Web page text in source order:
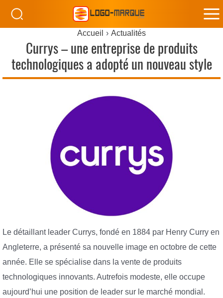
Accueil Actualités
Currys – une entreprise de produits
technologiques a adopté un nouveau style
Le détaillant leader Currys, fondé en 1884 par Henry Curry en
Angleterre, a présenté sa nouvelle image en octobre de cette
année. Elle se spécialise dans la vente de produits
technologiques innovants. Autrefois modeste, elle occupe
aujourd’hui une position de leader sur le marché mondial.